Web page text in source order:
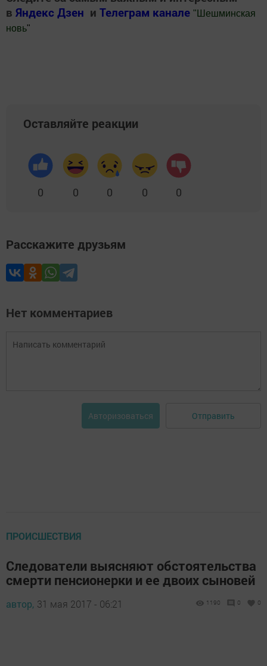
в Яндекс Дзен и Телеграм канале " Шешминская
новь"
Оставляйте реакции
0 0 0 0 0
Расскажите друзьям
Нет комментариев
Авторизоваться Отправить
ПРОИСШЕСТВИЯ
Следователи выясняют обстоятельства
смерти пенсионерки и ее двоих сыновей
автор, 31 мая 2017 - 06:21 1190 0 0